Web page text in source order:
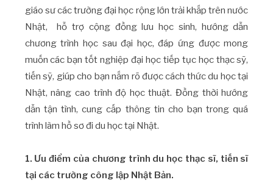
giáo sư các trường đại học rộng lớn trải khắp trên nước
Nhật, hỗ trợ cộng đồng lưu học sinh, hướng dẫn
chương trình học sau đại học, đáp ứng được mong
muốn các bạn tốt nghiệp đại học tiếp tục học thạc sỹ,
tiến sỹ, giúp cho bạn nắm rõ được cách thức du học tại
Nhật, nâng cao trình độ học thuật. Đồng thời hướng
dẫn tận tình, cung cấp thông tin cho bạn trong quá
trình làm hồ sơ đi du học tại Nhật.
1. Ưu điểm của chương trình du học thạc sĩ, tiến sĩ
tại các trường công lập Nhật Bản.